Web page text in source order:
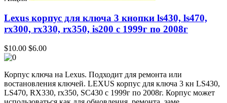
Lexus корпус для ключа 3 кнопки ls430, ls470,
rx300, rx330, rx350, is200 с 1999г по 2008г
$10.00 $6.00
Корпус ключа на Lexus. Подходит для ремонта или
востановления ключей. LEXUS корпус для ключа 3 кн LS430,
LS470, RX330, rx350, SC430 с 1999г по 2008г. Корпус может